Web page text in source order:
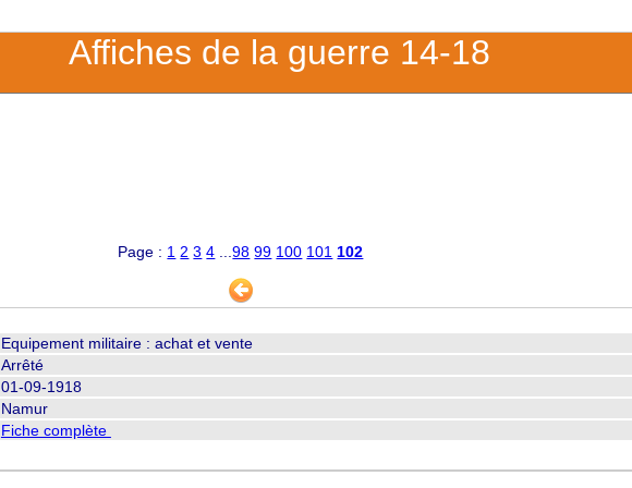
Affiches de la guerre 14-18
Page : 1 2 3 4 ...98 99 100 101 102
Equipement militaire : achat et vente
Arrêté
01-09-1918
Namur
Fiche complète